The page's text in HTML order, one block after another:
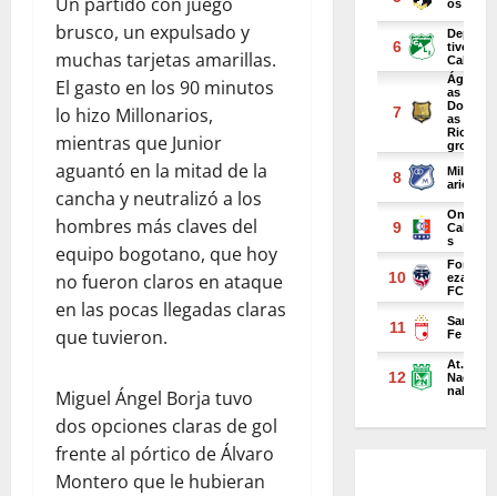
brusco, un expulsado y
muchas tarjetas amarillas.
El gasto en los 90 minutos
lo hizo Millonarios,
mientras que Junior
aguantó en la mitad de la
cancha y neutralizó a los
hombres más claves del
equipo bogotano, que hoy
no fueron claros en ataque
en las pocas llegadas claras
que tuvieron.
Miguel Ángel Borja tuvo
dos opciones claras de gol
frente al pórtico de Álvaro
Montero que le hubieran